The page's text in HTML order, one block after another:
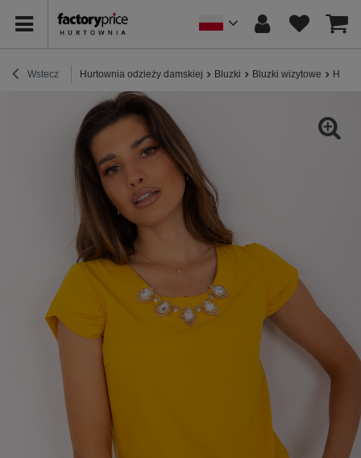
Wstecz Hurtownia odzieży damskiej Bluzki Bluzki wizytowe